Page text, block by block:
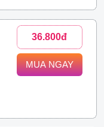
36.800đ
MUA NGAY